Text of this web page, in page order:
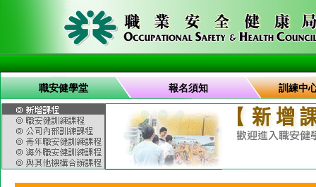
職安健學堂 報名須知 訓練中